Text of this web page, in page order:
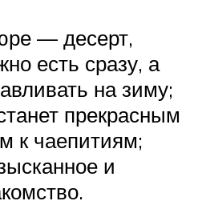
— десерт,
есть сразу, а
на зиму;
прекрасным
к чаепитиям;
и